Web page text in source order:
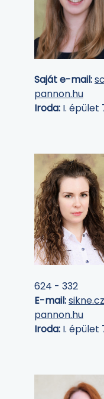
Saját e-mail:
pannon.hu
Iroda: I. épület
624 - 332
E-mail:
pannon.hu
Iroda: I. épület